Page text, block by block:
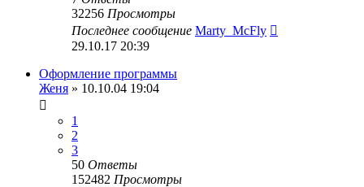
32256 Просмотры
Последнее сообщение Marty_McFly
29.10.17 20:39
Оформление программы
Женя » 10.10.04 19:04
1
2
3
50 Ответы
152482 Просмотры